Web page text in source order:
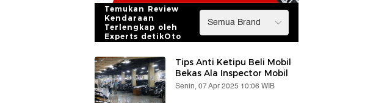
Temukan Review
Kendaraan
Terlengkap oleh
Experts detikOto
Tips Anti Ketipu Beli Mobil
Bekas Ala Inspector Mobil
Senin, 07 Apr 2025 10:06 WIB